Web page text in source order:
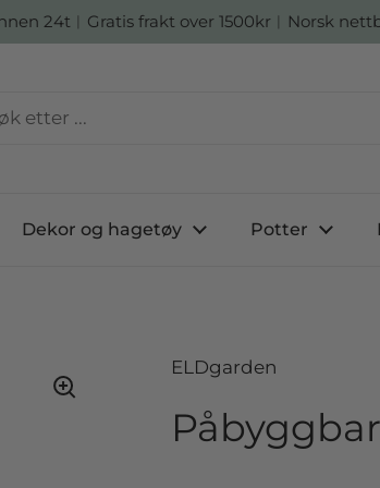
24t︱Gratis frakt over 1500kr︱Norsk
Dekor og hagetøy Potter
ELDgarden